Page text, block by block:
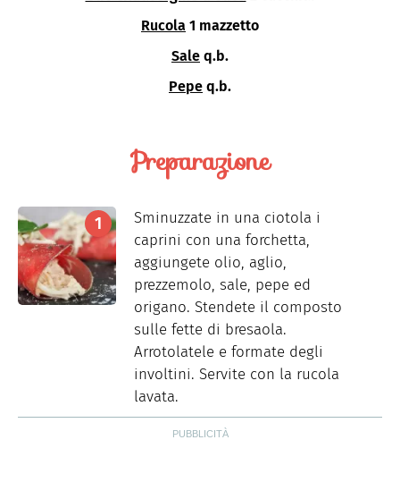
Rucola 1 mazzetto
Sale q.b.
Pepe q.b.
Preparazione
Sminuzzate in una ciotola i
caprini con una forchetta,
aggiungete olio, aglio,
prezzemolo, sale, pepe ed
origano. Stendete il composto
sulle fette di bresaola.
Arrotolatele e formate degli
involtini. Servite con la rucola
lavata.